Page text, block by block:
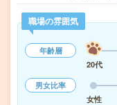
職場の雰囲気
年齢層
20代
男女比率
女性